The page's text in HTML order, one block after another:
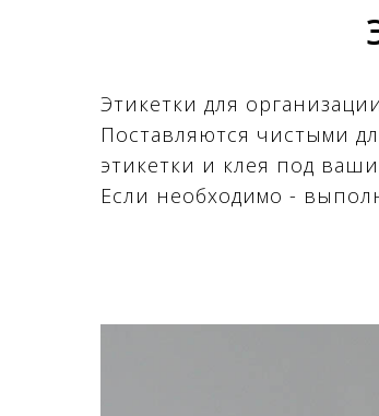
Этикетки для
Поставляются чистыми
этикетки и клея под
Если необходимо -